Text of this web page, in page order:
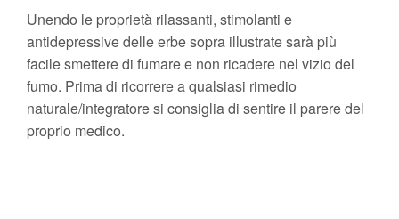
Unendo le proprietà rilassanti, stimolanti e
antidepressive delle erbe sopra illustrate sarà più
facile smettere di fumare e non ricadere nel vizio del
fumo. Prima di ricorrere a qualsiasi rimedio
naturale/integratore si consiglia di sentire il parere del
proprio medico.